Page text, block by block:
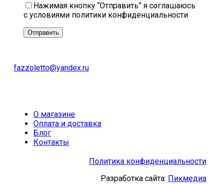
Нажимая кнопку “Отправить” я соглашаюсь
с условиями политики конфиденциальности
fazzoletto@yandex.ru
О магазине
Оплата и доставка
Блог
Контакты
Политика конфиденциальности
Разработка сайта: Пикмедиа